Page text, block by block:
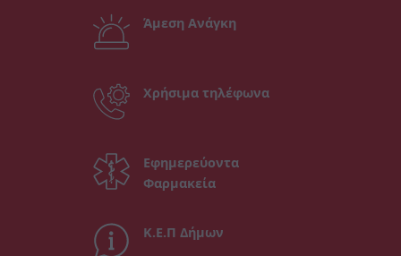
Άμεση Ανάγκη
Χρήσιμα τηλέφωνα
Εφημερεύοντα
Φαρμακεία
Κ.Ε.Π Δήμων